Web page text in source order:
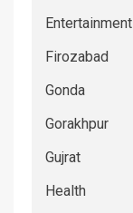
Entertainment
Firozabad
Gonda
Gorakhpur
Gujrat
Health